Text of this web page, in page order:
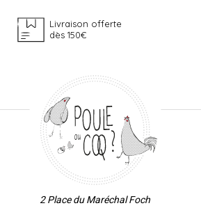
Livraison offerte
dès 150€
2 Place du Maréchal Foch